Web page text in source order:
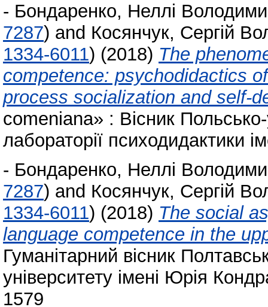
- Бондаренко, Неллі
7287) and Косянчук, Сергій
1334-6011) (2018) The
competence: psychodidactics
process socialization and self-
comeniana» : Вісник Польсько-
лабораторії психодидактики
- Бондаренко, Неллі
7287) and Косянчук, Сергій
1334-6011) (2018) The social
language competence in the
Гуманітарний вісник
університету імені Юрія
1579